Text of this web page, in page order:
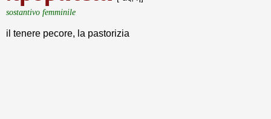
sostantivo femminile
il tenere pecore, la pastorizia